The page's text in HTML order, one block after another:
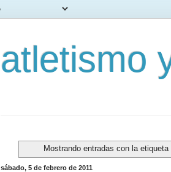
atletismo
Mostrando entradas con la etiqueta
sábado, 5 de febrero de 2011